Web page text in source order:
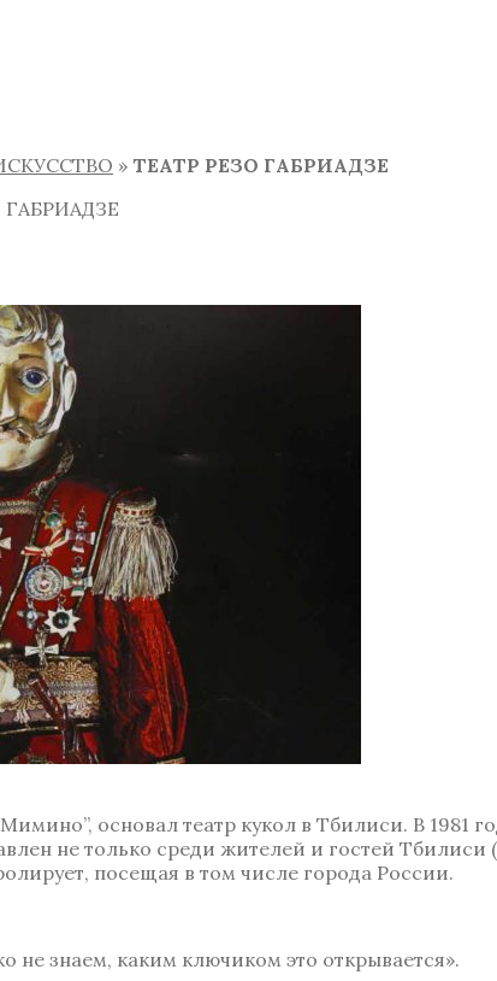
» ТЕАТР РЕЗО ГАБРИАДЗЕ
основал театр кукол в Тбилиси. В 1981
не только среди жителей и гостей Тбилиси
посещая в том числе города России.
знаем, каким ключиком это открывается».